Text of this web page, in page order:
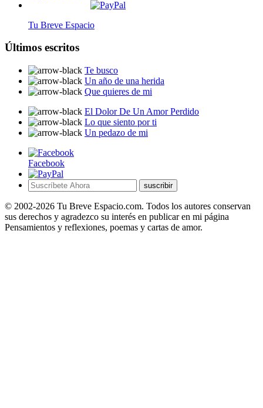
Tu Breve Espacio
Últimos escritos
Te busco
Un año de una herida
Que quieres de mi
El Dolor De Un Amor Perdido
Lo que siento por ti
Un pedazo de mi
Facebook
suscribir
© 2002-2026 Tu Breve Espacio.com. Todos los autores conservan
sus derechos y agradezco su interés en publicar en mi página
Pensamientos y reflexiones, poemas y cartas de amor.